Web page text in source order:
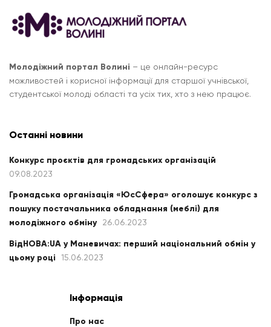
Молодіжний портал Волині – це онлайн-ресурс
можливостей і корисної інформації для старшої учнівської,
студентської молоді області та усіх тих, хто з нею працює.
Останні новини
Конкурс проєктів для громадських організацій
09.08.2023
Громадська організація «ЮсСфера» оголошує конкурс з
пошуку постачальника обладнання (меблі) для
молодіжного обміну
26.06.2023
ВідНОВА:UA у Маневичах: перший національний обмін у
цьому році
15.06.2023
Інформація
Про нас